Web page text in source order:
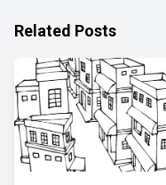
Related Posts